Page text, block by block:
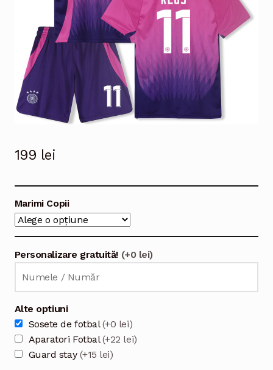
199 lei
Marimi Copii
Personalizare gratuită! (+0 lei)
Alte optiuni
Sosete de fotbal(+0 lei)
Aparatori Fotbal(+22 lei)
Guard stay (+15 lei)